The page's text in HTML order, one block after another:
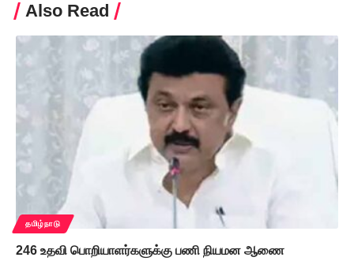
Also Read
தமிழ்நாடு
246 உதவி பொறியாளர்களுக்கு பணி நியமன ஆணை